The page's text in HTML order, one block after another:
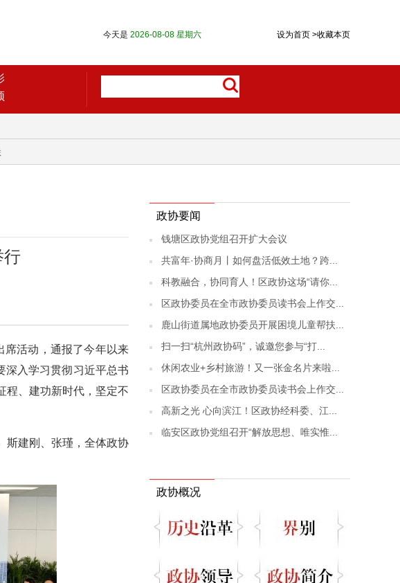
设为首页 >收藏本页
今天是 2026-08-08 星期六
行
席活动，通报了今年以来
深入学习贯彻习近平总书
程、建功新时代，坚定不
斯建刚、张瑾，全体政协
政协要闻
钱塘区政协党组召开扩大会议
共富年·协商月丨如何盘活低效土地？跨...
科教融合，协同育人！区政协这场“请你...
区政协委员在全市政协委员读书会上作交...
鹿山街道属地政协委员开展困境儿童帮扶...
扫一扫“杭州政协码”，诚邀您参与“打...
休闲农业+乡村旅游！又一张金名片来啦...
区政协委员在全市政协委员读书会上作交...
高新之光 心向滨江！区政协经科委、江...
临安区政协党组召开“解放思想、唯实惟...
政协概况